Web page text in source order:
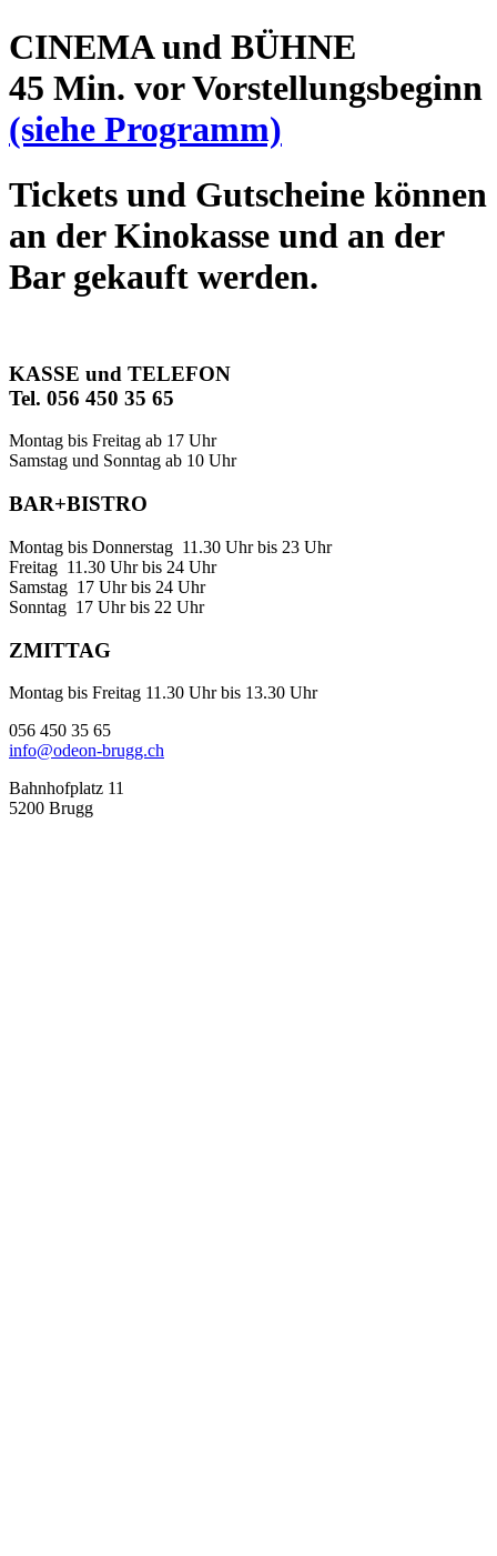
CINEMA und BÜHNE
45 Min. vor Vorstellungsbeginn
(siehe Programm)
Tickets und Gutscheine können
an der Kinokasse und an der
Bar gekauft werden.
KASSE und TELEFON
Tel. 056 450 35 65
Montag bis Freitag ab 17 Uhr
Samstag und Sonntag ab 10 Uhr
BAR+BISTRO
Montag bis Donnerstag 11.30 Uhr bis 23 Uhr
Freitag 11.30 Uhr bis 24 Uhr
Samstag 17 Uhr bis 24 Uhr
Sonntag 17 Uhr bis 22 Uhr
ZMITTAG
Montag bis Freitag 11.30 Uhr bis 13.30 Uhr
056 450 35 65
info@odeon-brugg.ch
Bahnhofplatz 11
5200 Brugg